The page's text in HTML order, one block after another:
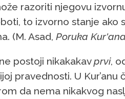
razoriti njegovu
to izvorno stanje ako
(M. Asad, Poruka Kur'ana
postoji nikakakavprvi,
pravednosti. U Kur’anu
da nema nikakvog